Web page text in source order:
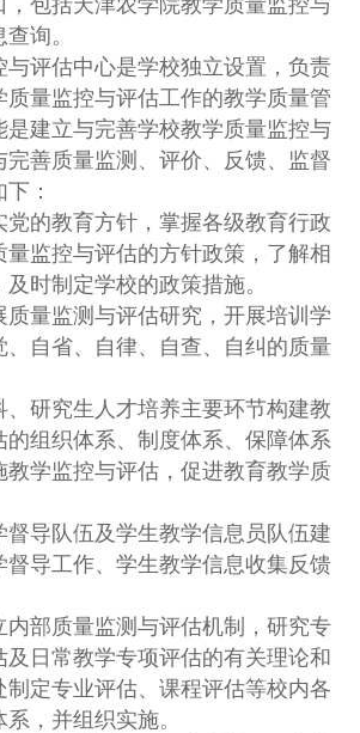
，包括天津农学院教学质量监控与
询。
评估中心是学校独立设置，负责
质量监控与评估工作的教学质量管
是建立与完善学校教学质量监控与
完善质量监测、评价、反馈、监督
：
的教育方针，掌握各级教育行政
量监控与评估的方针政策，了解相
时制定学校的政策措施。
量监测与评估研究，开展培训学
、自省、自律、自查、自纠的质量
研究生人才培养主要环节构建教
的组织体系、制度体系、保障体系
教学监控与评估，促进教育教学质
导队伍及学生教学信息员队伍建
督导工作、学生教学信息收集反馈
部质量监测与评估机制，研究专
及日常教学专项评估的有关理论和
制定专业评估、课程评估等校内各
，并组织实施。